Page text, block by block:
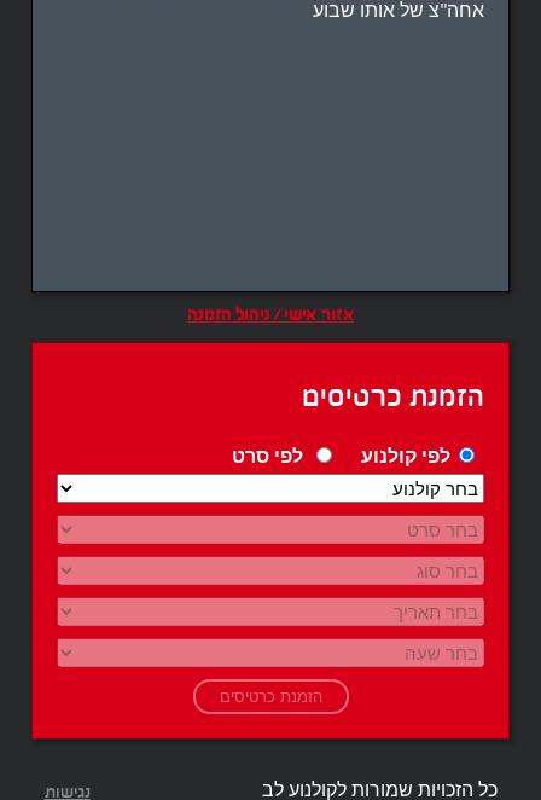
אחה"צ של אותו שבוע
אזור אישי / ניהול הזמנה
הזמנת כרטיסים
לפי קולנוע לפי סרט
כל הזכויות שמורות לקולנוע לב נגישות